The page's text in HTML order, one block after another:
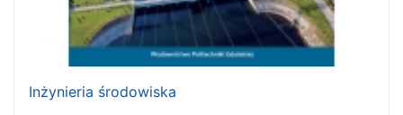
Inżynieria środowiska